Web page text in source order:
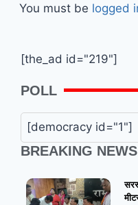
You must be logged
[the_ad id="219"]
POLL
[democracy id="1"]
BREAKING NEWS